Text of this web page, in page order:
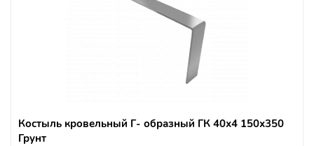
Костыль кровельный Г- образный ГК 40х4 150х350
Грунт